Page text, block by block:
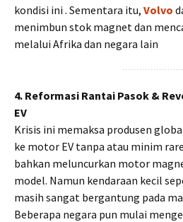
kondisi ini . Sementara itu, Volvo
menimbun stok magnet dan
melalui Afrika dan negara lain
4. Reformasi Rantai Pasok &
EV
Krisis ini memaksa produsen
ke motor EV tanpa atau minim
bahkan meluncurkan motor
model. Namun kendaraan kecil
masih sangat bergantung pada
Beberapa negara pun mulai